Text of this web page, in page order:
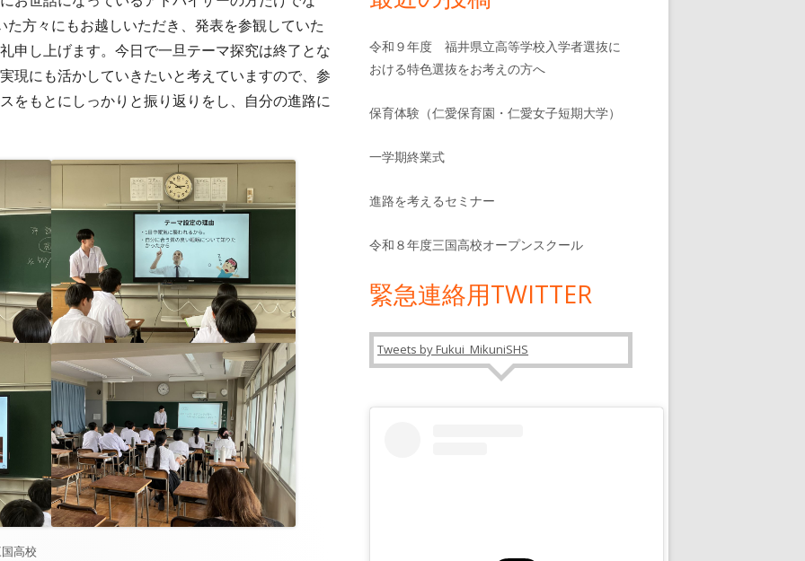
た方々にもお越しいただき、発表を参観していた
申し上げます。今日で一旦テーマ探究は終了とな
現にも活かしていきたいと考えていますので、参
をもとにしっかりと振り返りをし、自分の進路に
高校
ー
令和９年度 福井県立高等学校入学者選抜に
おける特色選抜をお考えの方へ
保育体験（仁愛保育園・仁愛女子短期大学）
一学期終業式
進路を考えるセミナー
令和８年度三国高校オープンスクール
緊急連絡用TWITTER
Tweets by Fukui_MikuniSHS